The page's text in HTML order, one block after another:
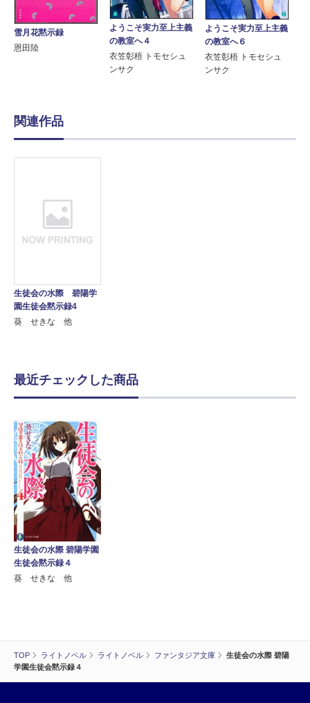
TOP ライトノベル ライトノベル ファンタジア文庫
生徒会の水際 碧陽
学園生徒会黙示録４
雪月花黙示録
恩田陸
ようこそ実力至上主義
の教室へ４
衣笠彰梧 トモセシュ
ンサク
ようこそ実力至上主義
の教室へ６
衣笠彰梧 トモセシュ
ンサク
関連作品
生徒会の水際 碧陽学
園生徒会黙示録4
葵 せきな 他
最近チェックした商品
生徒会の水際 碧陽学園
生徒会黙示録４
葵 せきな 他